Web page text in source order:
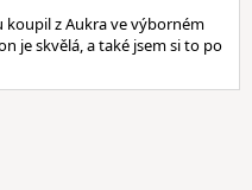
koupil z Aukra ve výborném
je skvělá, a také jsem si to po